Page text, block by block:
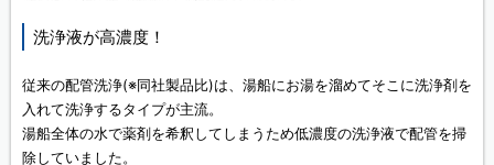
洗浄液が高濃度！
従来の配管洗浄(※同社製品比)は、湯船にお湯を溜めてそこに洗浄剤を
入れて洗浄するタイプが主流。
湯船全体の水で薬剤を希釈してしまうため低濃度の洗浄液で配管を掃
除していました。